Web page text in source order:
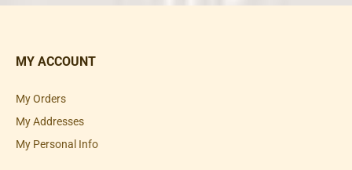
MY ACCOUNT
My Orders
My Addresses
My Personal Info